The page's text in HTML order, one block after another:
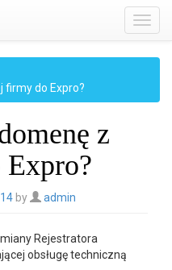
firmy do Expro?
z
by admin
Rejestratora
obsługę techniczną